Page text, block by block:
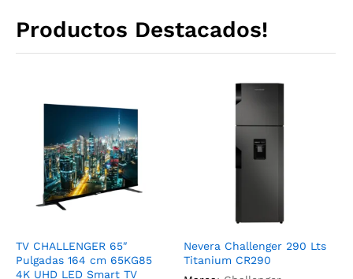
Productos Destacados!
TV CHALLENGER 65″
Pulgadas 164 cm 65KG85
4K UHD LED Smart TV
Nevera Challenger 290 Lts
Titanium CR290